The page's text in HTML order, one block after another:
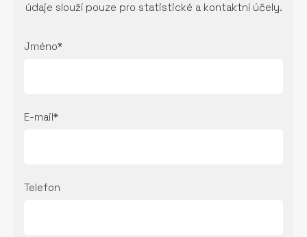
údaje slouží pouze pro statistické a kontaktní účely.
Jméno*
E-mail*
Telefon